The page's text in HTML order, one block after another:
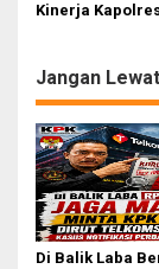
Kinerja
Jangan
Di Balik Laba